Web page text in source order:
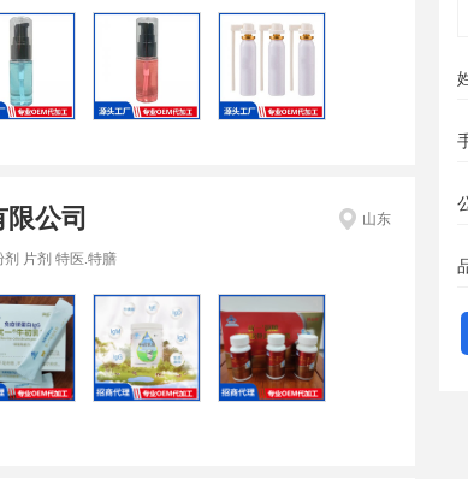
公司 山东
片剂 特医.特膳